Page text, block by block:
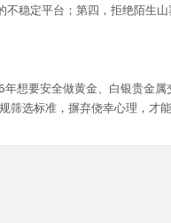
稳定平台；第四，拒绝陌生
年想要安全做黄金、白银贵金属
选标准，摒弃侥幸心理，才